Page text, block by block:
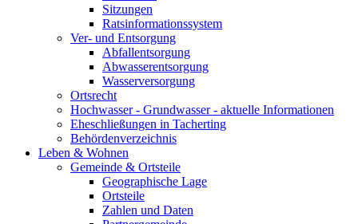
Sitzungen
Ratsinformationssystem
Ver- und Entsorgung
Abfallentsorgung
Abwasserentsorgung
Wasserversorgung
Ortsrecht
Hochwasser - Grundwasser - aktuelle Informationen
Eheschließungen in Tacherting
Behördenverzeichnis
Leben & Wohnen
Gemeinde & Ortsteile
Geographische Lage
Ortsteile
Zahlen und Daten